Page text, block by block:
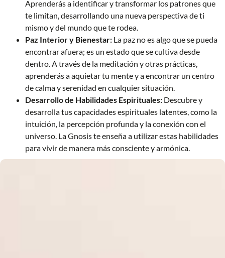
Aprenderás a identificar y transformar los patrones que
te limitan, desarrollando una nueva perspectiva de ti
mismo y del mundo que te rodea.
Paz Interior y Bienestar: La paz no es algo que se pueda
encontrar afuera; es un estado que se cultiva desde
dentro. A través de la meditación y otras prácticas,
aprenderás a aquietar tu mente y a encontrar un centro
de calma y serenidad en cualquier situación.
Desarrollo de Habilidades Espirituales: Descubre y
desarrolla tus capacidades espirituales latentes, como la
intuición, la percepción profunda y la conexión con el
universo. La Gnosis te enseña a utilizar estas habilidades
para vivir de manera más consciente y armónica.